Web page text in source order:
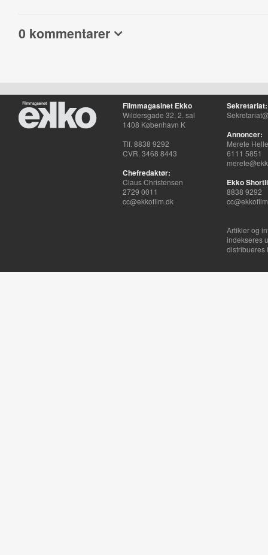
0 kommentarer
Filmmagasinet Ekko
Wildersgade 32, 2. sal
1408 København K
Tlf. 8838 9292
CVR. 3468 8443
Chefredaktør:
Claus Christensen
2729 0011
cc@ekkofilm.dk
Sekretariat:
Annoncer:
Merete
6111 5851
Ekko
8838 9292
Artikler og
indekseres
distribueres